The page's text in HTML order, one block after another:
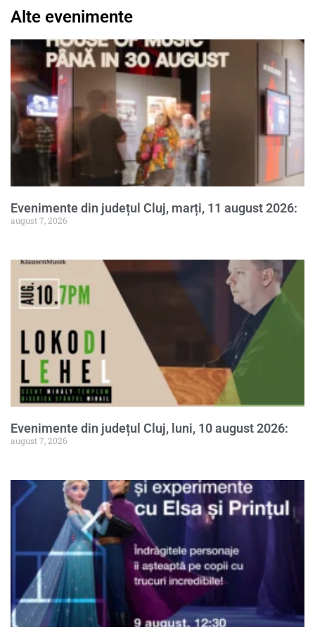
Alte evenimente
Evenimente din județul Cluj, marți, 11 august 2026:
august 7, 2026
Evenimente din județul Cluj, luni, 10 august 2026:
august 7, 2026